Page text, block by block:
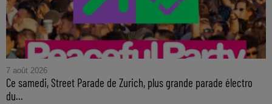
7 août 2026
Ce samedi, Street Parade de Zurich, plus grande parade électro
du...